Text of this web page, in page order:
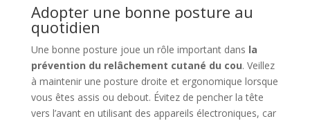
Adopter une bonne posture au
quotidien
Une bonne posture joue un rôle important dans la
prévention du relâchement cutané du cou. Veillez
à maintenir une posture droite et ergonomique lorsque
vous êtes assis ou debout. Évitez de pencher la tête
vers l’avant en utilisant des appareils électroniques, car